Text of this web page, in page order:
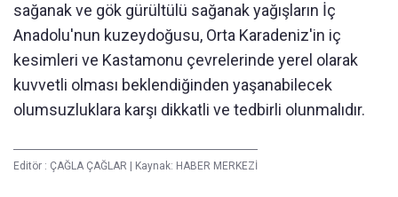
sağanak ve gök gürültülü sağanak yağışların İç
Anadolu'nun kuzeydoğusu, Orta Karadeniz'in iç
kesimleri ve Kastamonu çevrelerinde yerel olarak
kuvvetli olması beklendiğinden yaşanabilecek
olumsuzluklara karşı dikkatli ve tedbirli olunmalıdır.
Editör : ÇAĞLA ÇAĞLAR Kaynak: HABER MERKEZİ